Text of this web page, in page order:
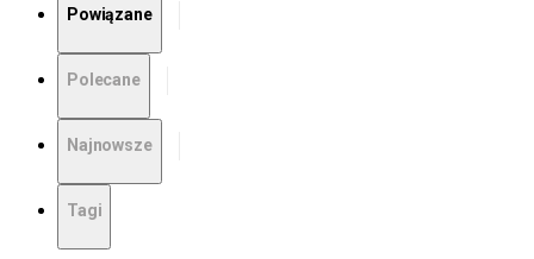
Powiązane
Polecane
Najnowsze
Tagi